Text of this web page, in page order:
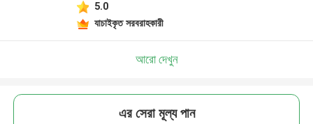
5.0
যাচাইকৃত সরবরাহকারী
আরো দেখুন
এর সেরা মূল্য পান